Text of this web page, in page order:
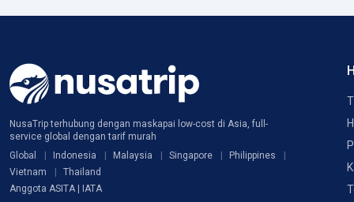
NusaTrip terhubung dengan maskapai low-cost di Asia, full-
service global dengan tarif murah
Global
Indonesia Malaysia Singapore
Philippines
Vietnam
Thailand
Anggota ASITA | IATA